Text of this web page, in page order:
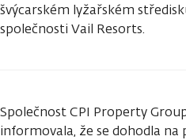
švýcarském lyžařském
společnosti Vail Resorts.
Společnost CPI Property
informovala, že se dohodla na